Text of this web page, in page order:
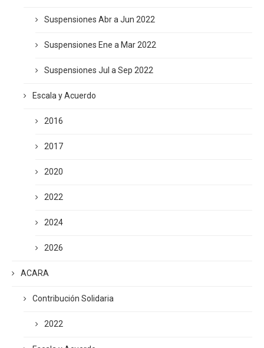
Suspensiones Abr a Jun 2022
Suspensiones Ene a Mar 2022
Suspensiones Jul a Sep 2022
Escala y Acuerdo
2016
2017
2020
2022
2024
2026
ACARA
Contribución Solidaria
2022